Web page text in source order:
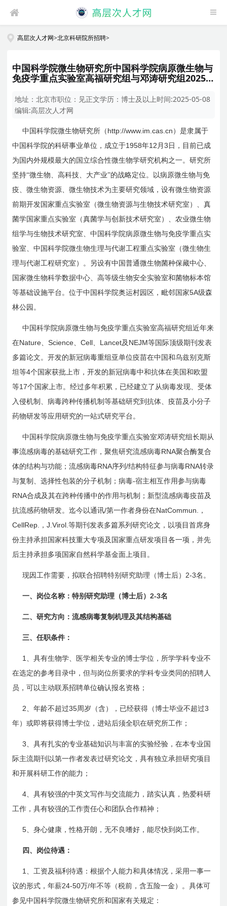
高层次人才网>北京科研院所招聘>
中国科学院微生物研究所中国科学院病原微生物与
免疫学重点实验室高福研究组与邓涛研究组2025
地址：北京市职位： 见正文学历：博士及以上时间:2025-05-08
编辑:高层次人才网
中国科学院微生物研究所（ http://www.im.cas.cn ）是隶属于
中国科学院的科研事业单位，成立于1958年12 月3 日 ，目前已成
为国内外规模最大的国立综合性微生物学研究机构之一。研究所
坚持“微生物、高科技、大产业”的战略定位。以病原微生物与免
疫、微生物资源、微生物技术为主要研究领域，设有微生物资源
前期开发国家重点实验室（微生物资源与生物技术研究室）、真
菌学国家重点实验室（真菌学与创新技术研究室）、农业微生物
组学与生物技术研究室、中国科学院病原微生物与免疫学重点实
验室、中国科学院微生物生理与代谢工程重点实验室（微生物生
理与代谢工程研究室）。另设有中国普通微生物菌种保藏中心、
国家微生物科学数据中心、高等级生物安全实验室和菌物标本馆
等基础设施平台。位于中国科学院奥运村园区，毗邻国家5A级森
林公园。
中国科学院病原微生物与免疫学重点实验室高福研究组近年来
在Nature 、Science 、Cell Lancet及 NEJM等国际顶级期刊发表
多篇论文。开发的新冠病毒重组亚单位疫苗在中国和乌兹别克斯
坦等4个国家获批上市，开发的新冠病毒中和抗体在美国和欧盟
等17个国家上市。经过多年积累，已经建立了从病毒发现、受体
入侵机制、病毒跨种传播机制等基础研究到抗体、疫苗及小分子
药物研发等应用研究的一站式研究平台。
中国科学院病原微生物与免疫学重点实验室邓涛研究组长期从
事流感病毒的基础研究工作，聚焦研究流感病毒RNA聚合酶复合
体的结构与功能；流感病毒RNA序列/结构特征参与病毒RNA转录
与复制、选择性包装的分子机制；病毒-宿主相互作用参与病毒
RNA合成及其在跨种传播中的作用与机制；新型流感病毒疫苗及
抗流感药物研发。迄今以通讯/第一作者身份在NatCommun. ，
CellRep. ，J.Virol.等期刊发表多篇系列研究论文，以项目首席身
份主持承担国家科技重大专项及国家重点研发项目各一项，并先
后主持承担多项国家自然科学基金面上项目。
现因工作需要，拟联合招聘特别研究助理（博士后） 2-3名。
一、岗位名称：特别研究助理（博士后）2-3名
二、研究方向：流感病毒复制机理及其结构基础
三、任职条件：
1
、具有生物学、医学相关专业的博士学位，所学学科专业不
在选定的参考目录中，但与岗位所要求的学科专业类同的招聘人
员，可以主动联系招聘单位确认报名资格；
2 、年龄不超过35周岁（含），已经获得（博士毕业不超过3
年）或即将获得博士学位，进站后须全职在研究所工作；
3 、具有扎实的专业基础知识与丰富的实验经验，在本专业国
际主流期刊以第一作者发表过研究论文，具有独立承担研究项目
和开展科研工作的能力；
4 、具有较强的中英文写作与交流能力，踏实认真，热爱科研
工作，具有较强的工作责任心和团队合作精神；
5 、身心健康，性格开朗，无不良嗜好，能尽快到岗工作。
四、岗位待遇：
1
、工资及福利待遇：根据个人能力和具体情况，采用一事一
议的形式，年薪24-50万/年不等（税前，含五险一金）。具体可
参见中国科学院微生物研究所和国家有关规定：